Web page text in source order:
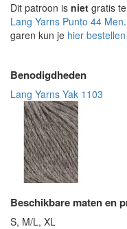
Dit patroon is niet gratis
Lang Yarns Punto 44 Men
garen kun je hier bestellen
Benodigdheden
Lang Yarns Yak 1103
Beschikbare maten en
S, M/L, XL